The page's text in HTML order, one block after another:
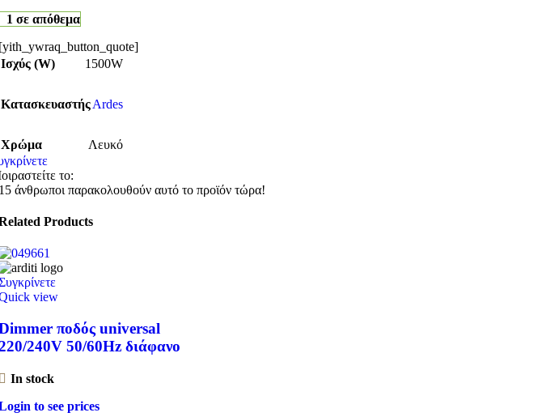
1 σε απόθεμα
Ισχύς (W)
1500W
ΚατασκευαστήςArdes
Χρώμα
Λευκό
το:
άνθρωποι παρακολουθούν αυτό το προϊόν τώρα!
Products
view
ποδός universal
240V 50/60Hz διάφανο
In stock
to see prices